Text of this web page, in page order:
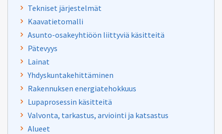
Tekniset järjestelmät
Kaavatietomalli
Asunto-osakeyhtiöön liittyviä käsitteitä
Pätevyys
Lainat
Yhdyskuntakehittäminen
Rakennuksen energiatehokkuus
Lupaprosessin käsitteitä
Valvonta, tarkastus, arviointi ja katsastus
Alueet